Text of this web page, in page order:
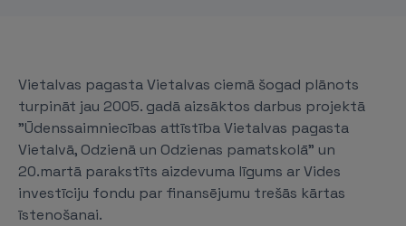
Vietalvas pagasta Vietalvas ciemā šogad plānots
turpināt jau 2005. gadā aizsāktos darbus projektā
"Ūdenssaimniecības attīstība Vietalvas pagasta
Vietalvā, Odzienā un Odzienas pamatskolā" un
20.martā parakstīts aizdevuma līgums ar Vides
investīciju fondu par finansējumu trešās kārtas
īstenošanai.